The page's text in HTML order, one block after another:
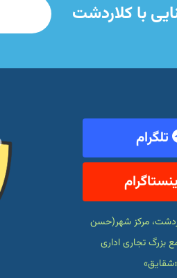
با کلاردشت
تلگرام
مرکز شهر(حسن
بزرگ تجاری اداری